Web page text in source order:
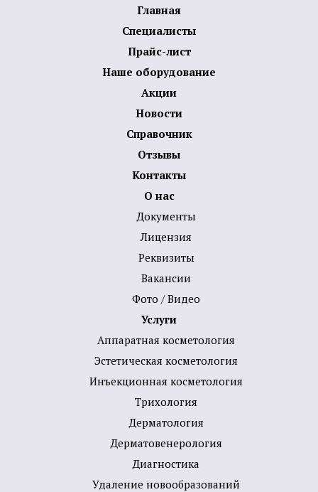
Главная
Специалисты
Прайс-лист
Наше оборудование
Акции
Новости
Справочник
Отзывы
Контакты
О нас
Документы
Лицензия
Реквизиты
Вакансии
Фото / Видео
Услуги
Аппаратная косметология
Эстетическая косметология
Инъекционная косметология
Трихология
Дермато­логия
Дерматовенерология
Диагностика
Удаление новообразований